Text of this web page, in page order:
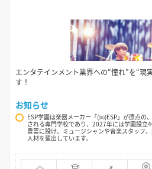
エンタテインメント業界への“憧れ”を“現
す！
お知らせ
ESP学園は楽器メーカー「(㈱)ESP」が原点の
される専門学校であり、2027年には学園設立
豊富に設け、ミュージシャンや音楽スタッフ
人材を輩出しています。